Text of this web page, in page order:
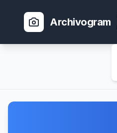
Archivogram